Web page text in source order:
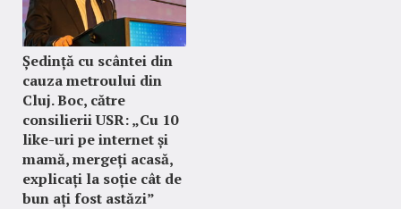
Ședință cu scântei din
cauza metroului din
Cluj. Boc, către
consilierii USR: „Cu 10
like-uri pe internet și
mamă, mergeți acasă,
explicați la soție cât de
bun ați fost astăzi”